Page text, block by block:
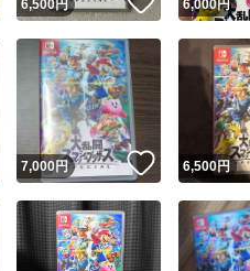
6,500円 6,000円
いいね！
7,000円 いいね！
6,500円